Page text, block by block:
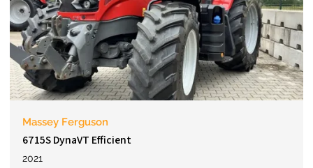
Massey Ferguson
6715S DynaVT Efficient
2021